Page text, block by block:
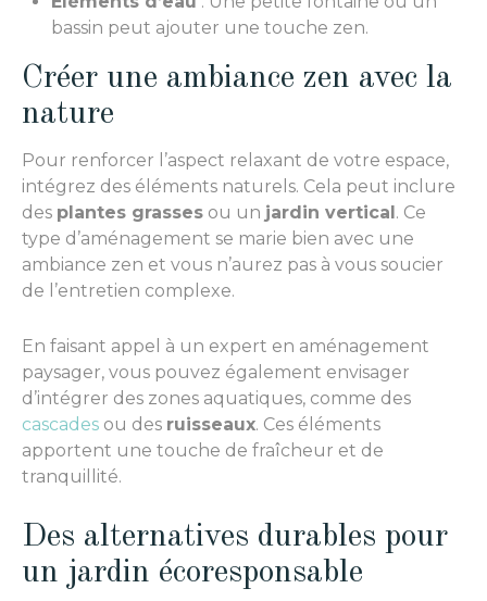
bassin peut ajouter une touche zen.
Créer une ambiance zen avec la
nature
Pour renforcer l’aspect relaxant de votre espace,
intégrez des éléments naturels. Cela peut inclure
des plantes grasses ou un jardin vertical. Ce
type d’aménagement se marie bien avec une
ambiance zen et vous n’aurez pas à vous soucier
de l’entretien complexe.
En faisant appel à un expert en aménagement
paysager, vous pouvez également envisager
d’intégrer des zones aquatiques, comme des
cascades ou des ruisseaux. Ces éléments
apportent une touche de fraîcheur et de
tranquillité.
Des alternatives durables pour
un jardin écoresponsable